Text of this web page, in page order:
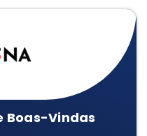
Boas-Vindas